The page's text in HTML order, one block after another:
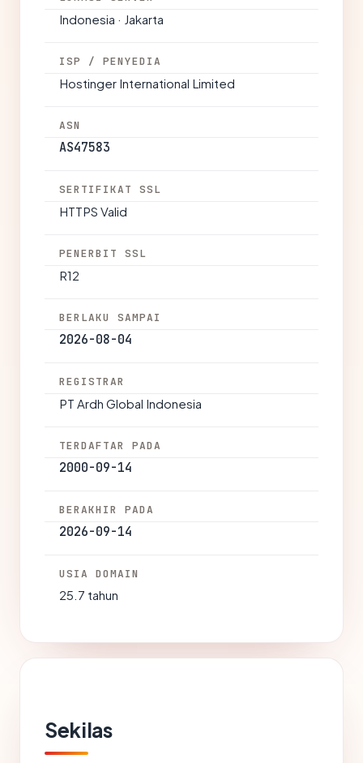
Indonesia · Jakarta
ISP / PENYEDIA
Hostinger International Limited
ASN
AS47583
SERTIFIKAT SSL
HTTPS Valid
PENERBIT SSL
R12
BERLAKU SAMPAI
2026-08-04
REGISTRAR
PT Ardh Global Indonesia
TERDAFTAR PADA
2000-09-14
BERAKHIR PADA
2026-09-14
USIA DOMAIN
25.7 tahun
Sekilas